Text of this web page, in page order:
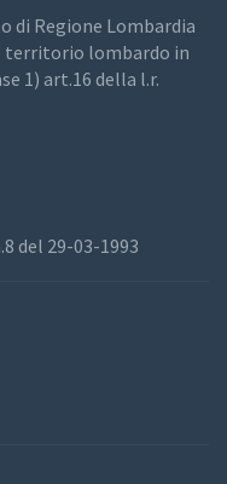
di Regione Lombardia
territorio lombardo in
1) art.16 della l.r.
del 29-03-1993